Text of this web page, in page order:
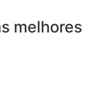
melhores